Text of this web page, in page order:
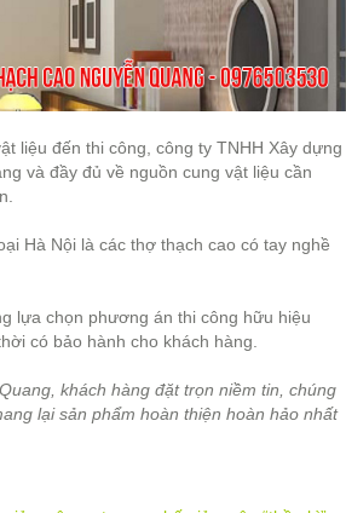
liệu đến thi công, công ty TNHH Xây dựng
và đầy đủ về nguồn cung vật liệu cần
Hà Nội là các thợ thạch cao có tay nghề
lựa chọn phương án thi công hữu hiệu
có bảo hành cho khách hàng.
khách hàng đặt trọn niềm tin, chúng
lại sản phẩm hoàn thiện hoàn hảo nhất